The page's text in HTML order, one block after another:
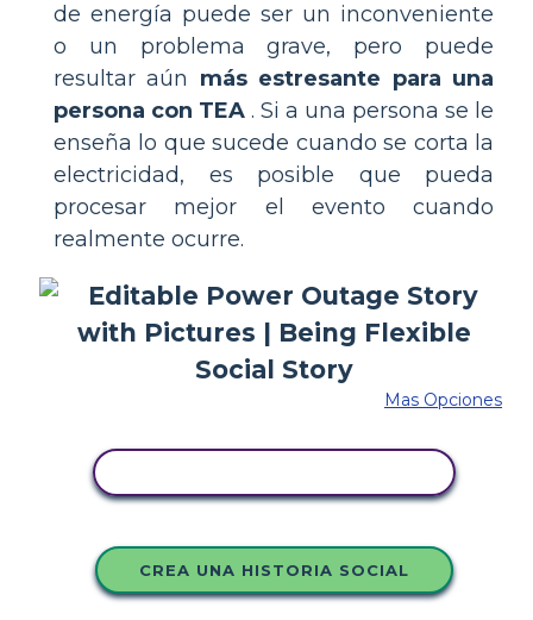
de energía puede ser un inconveniente
o un problema grave, pero puede
resultar aún más estresante para una
persona con TEA . Si a una persona se le
enseña lo que sucede cuando se corta la
electricidad, es posible que pueda
procesar mejor el evento cuando
realmente ocurre.
Mas Opciones
CREA UNA HISTORIA SOCIAL